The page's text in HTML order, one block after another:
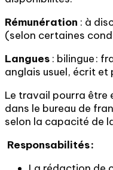
Rémunération : à
(selon certaines
Langues : bilingue :
anglais usuel, écrit et
Le travail pourra être
dans le bureau de
selon la capacité de
Responsabilités :